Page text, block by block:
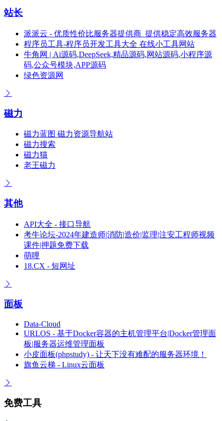
站长
派派云 - 优质性价比服务器提供商_提供稳定高效服务器
程序员工具-程序员开发工具大全 在线小工具网站
牛角网 | Ai源码,DeepSeek,精品源码,网站源码,小程序源
码,公众号模块,APP源码
绿色资源网
磁力
磁力蓝图 磁力资源导航站
磁力搜索
磁力猫
老王磁力
其他
API大全 - 接口导航
考牛论坛-2024年建造师|消防|造价|监理|注安工程师视频
课件|押题免费下载
萌哩
18.CX - 短网址
面板
Data-Cloud
URLOS - 基于Docker容器的主机管理平台|Docker管理面
板|服务器运维管理面板
小皮面板(phpstudy) - 让天下没有难配的服务器环境！
旗鱼云梯 - Linux云面板
免费工具